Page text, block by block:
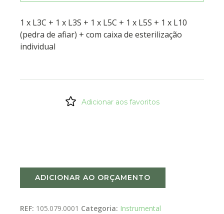
1 x L3C + 1 x L3S + 1 x L5C + 1 x L5S + 1 x L10
(pedra de afiar) + com caixa de esterilização
individual
Adicionar aos favoritos
ADICIONAR AO ORÇAMENTO
REF: 105.079.0001 Categoria: Instrumental